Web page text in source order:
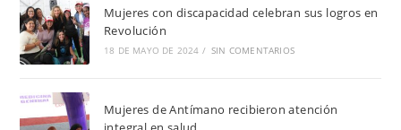
Mujeres con discapacidad celebran sus logros en
Revolución
18 DE MAYO DE 2024 / SIN COMENTARIOS
Mujeres de Antímano recibieron atención